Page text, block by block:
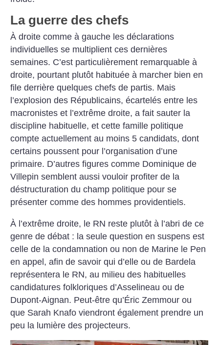
La guerre des chefs
À droite comme à gauche les déclarations
individuelles se multiplient ces dernières
semaines. C’est particulièrement remarquable à
droite, pourtant plutôt habituée à marcher bien en
file derrière quelques chefs de partis. Mais
l’explosion des Républicains, écartelés entre les
macronistes et l’extrême droite, a fait sauter la
discipline habituelle, et cette famille politique
compte actuellement au moins 5 candidats, dont
certains poussent pour l’organisation d’une
primaire. D’autres figures comme Dominique de
Villepin semblent aussi vouloir profiter de la
déstructuration du champ politique pour se
présenter comme des hommes providentiels.
À l’extrême droite, le RN reste plutôt à l’abri de ce
genre de débat : la seule question en suspens est
celle de la condamnation ou non de Marine le Pen
en appel, afin de savoir qui d’elle ou de Bardela
représentera le RN, au milieu des habituelles
candidatures folkloriques d’Asselineau ou de
Dupont-Aignan. Peut-être qu’Éric ­Zemmour ou
que Sarah Knafo viendront également prendre un
peu la lumière des projecteurs.